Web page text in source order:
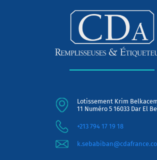
Lotissement Krim
11 Numéro 5 16033 Dar El
+213 794 17 19 18